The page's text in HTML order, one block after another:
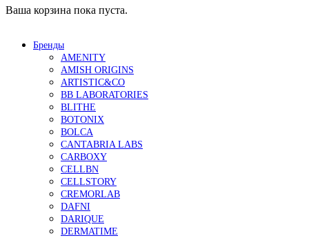
Ваша корзина пока пуста.
Бренды
AMENITY
AMISH ORIGINS
ARTISTIC&CO
BB LABORATORIES
BLITHE
BOTONIX
BOLCA
CANTABRIA LABS
CARBOXY
CELLBN
CELLSTORY
CREMORLAB
DAFNI
DARIQUE
DERMATIME